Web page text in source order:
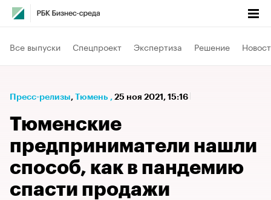
Все выпуски Спецпроект Экспертиза Решение
Пресс-релизы⁠, Тюмень , 25 ноя 2021, 15:16
Тюменские
предприниматели нашли
способ, как в пандемию
спасти продажи